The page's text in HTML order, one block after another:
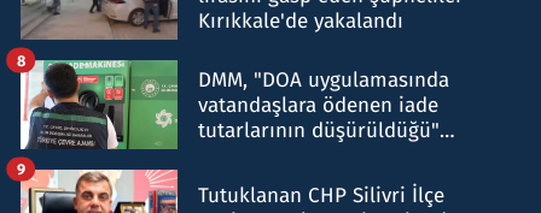
Kırıkkale'de yakalandı
DMM, "DOA uygulamasında
vatandaşlara ödenen iade
tutarlarının düşürüldüğü"
8
Tutuklanan CHP Silivri İlçe
9